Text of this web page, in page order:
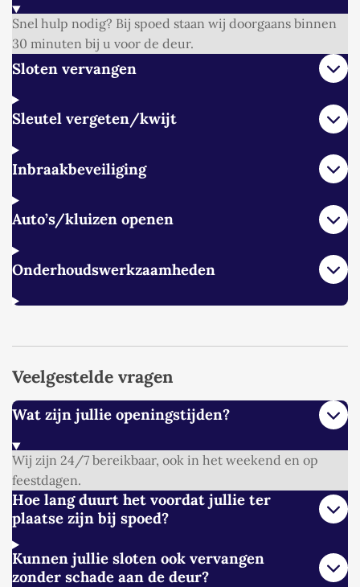
Snel hulp nodig? Bij spoed staan wij doorgaans binnen
30 minuten bij u voor de deur.
Sloten vervangen
Sleutel vergeten/kwijt
Inbraakbeveiliging
Auto’s/kluizen openen
Onderhoudswerkzaamheden
Veelgestelde vragen
Wat zijn jullie openingstijden?
Wij zijn 24/7 bereikbaar, ook in het weekend en op
feestdagen.
Hoe lang duurt het voordat jullie ter
plaatse zijn bij spoed?
Kunnen jullie sloten ook vervangen
zonder schade aan de deur?